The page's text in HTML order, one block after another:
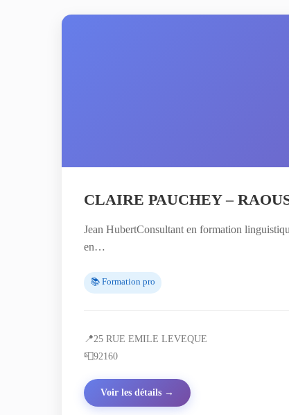
CLAIRE PAUCHEY –
Jean HubertConsultant en formation
en…
📚 Formation pro
📍25 RUE EMILE LEVEQUE
📮92160
Voir les détails →